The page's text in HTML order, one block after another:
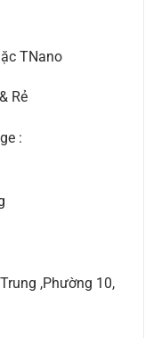
TNano
Rẻ
:
,Phường 10,